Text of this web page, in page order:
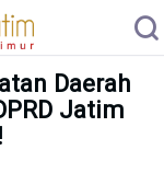
Daerah
Jatim